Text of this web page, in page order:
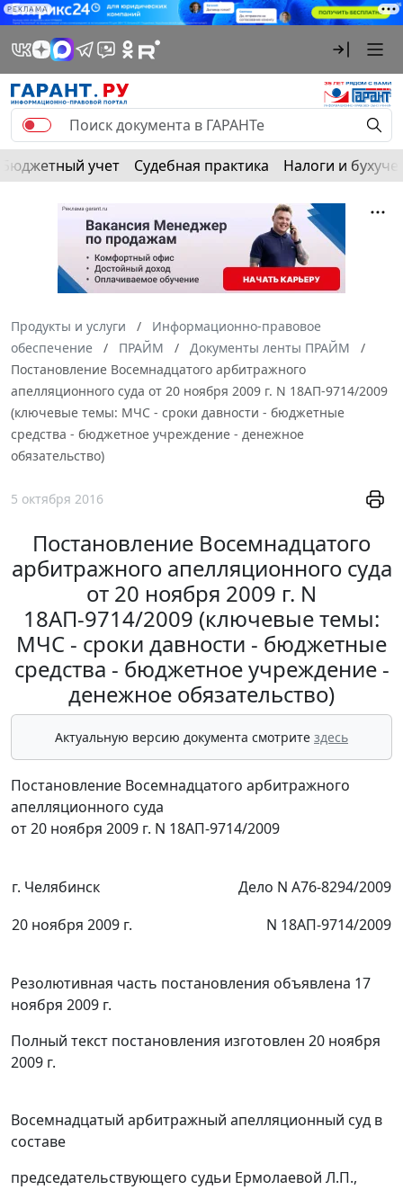
РЕКЛАМА
Бюджетный учет Судебная практика Налоги и
Продукты и услуги
Информационно-правовое
обеспечение
ПРАЙМ
Документы ленты ПРАЙМ
Постановление Восемнадцатого арбитражного
апелляционного суда от 20 ноября 2009 г. N 18АП-9714/2009
(ключевые темы: МЧС - сроки давности - бюджетные
средства - бюджетное учреждение - денежное
обязательство)
5 октября 2016
Постановление Восемнадцатого
арбитражного апелляционного суда
от 20 ноября 2009 г. N
18АП-9714/2009 (ключевые темы:
МЧС - сроки давности - бюджетные
средства - бюджетное учреждение -
денежное обязательство)
Актуальную версию документа смотрите здесь
Постановление Восемнадцатого арбитражного
апелляционного суда
от 20 ноября 2009 г. N 18АП-9714/2009
г. Челябинск
Дело N А76-8294/2009
20 ноября 2009 г.
N 18АП-9714/2009
Резолютивная часть постановления объявлена 17
ноября 2009 г.
Полный текст постановления изготовлен 20 ноября
2009 г.
Восемнадцатый арбитражный апелляционный суд в
составе
председательствующего судьи Ермолаевой Л.П.,